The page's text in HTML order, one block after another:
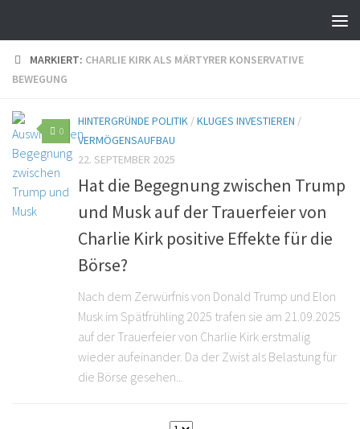
MARKIERT: CHARLIE KIRK ALS MÄRTYRER KONSERVATIVE
BEWEGUNG
0
HINTERGRÜNDE POLITIK /KLUGES INVESTIEREN /
VERMÖGENSAUFBAU
22. SEPTEMBER 2025
Hat die Begegnung zwischen Trump
und Musk auf der Trauerfeier von
Charlie Kirk positive Effekte für die
Börse?
Nach dem Zerwürfnis von Donald Trump und Elon
Musk im Spätfrühling 2025 trafen sie am 21.09.2025
auf der Trauerfeier von Charlie Kirk erstmalig
wieder aufeinander. Da der Zwist als Belastung für
die Börse gesehen...